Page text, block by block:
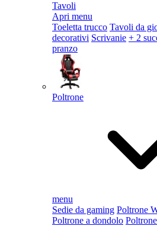
Tavoli
Apri menu
Toeletta trucco Tavoli da
decorativi Scrivanie + 2
pranzo
Poltrone
menu
Sedie da gaming Poltrone
Poltrone a dondolo